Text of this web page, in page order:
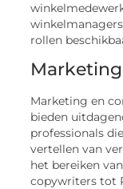
rollen
Marketing en
bieden
professionals
vertellen van
het bereiken
copywriters tot